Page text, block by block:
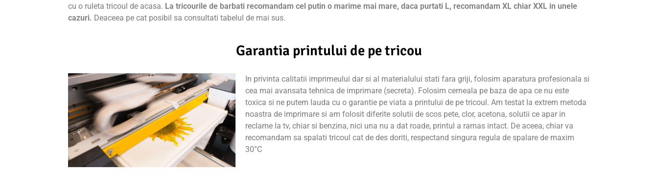
cu o ruleta tricoul de acasa. La tricourile de barbati recomandam cel putin o marime mai mare, daca purtati L, recomandam XL chiar XXL in unele
cazuri. Deaceea pe cat posibil sa consultati tabelul de mai sus.
Garantia printului de pe tricou
In privinta calitatii imprimeului dar si al materialului stati fara griji, folosim aparatura profesionala si
cea mai avansata tehnica de imprimare (secreta). Folosim cerneala pe baza de apa ce nu este
toxica si ne putem lauda cu o garantie pe viata a printului de pe tricoul. Am testat la extrem metoda
noastra de imprimare si am folosit diferite solutii de scos pete, clor, acetona, solutii ce apar in
reclame la tv, chiar si benzina, nici una nu a dat roade, printul a ramas intact. De aceea, chiar va
recomandam sa spalati tricoul cat de des doriti, respectand singura regula de spalare de maxim
30°C